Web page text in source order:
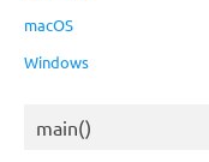
macOS
Windows
main()